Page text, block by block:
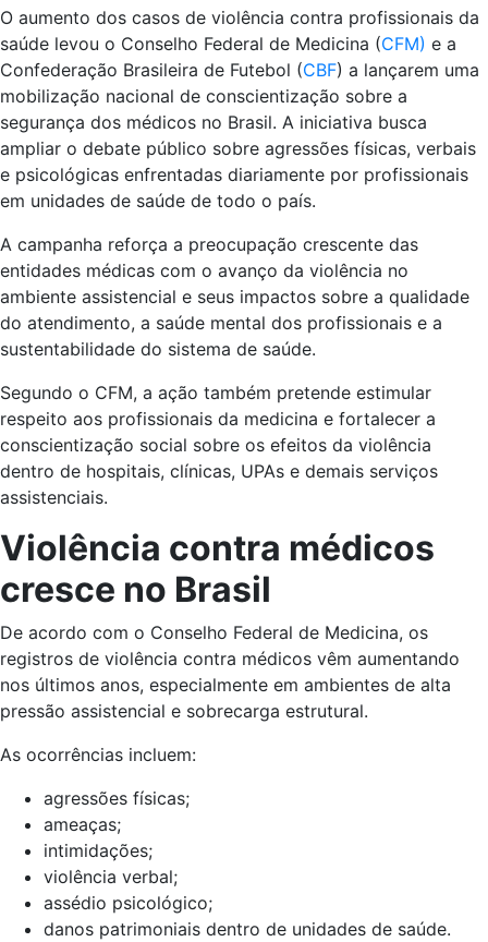
O aumento dos casos de violência contra profissionais da
saúde levou o Conselho Federal de Medicina (CFM) e a
Confederação Brasileira de Futebol (CBF) a lançarem uma
mobilização nacional de conscientização sobre a
segurança dos médicos no Brasil. A iniciativa busca
ampliar o debate público sobre agressões físicas, verbais
e psicológicas enfrentadas diariamente por profissionais
em unidades de saúde de todo o país.
A campanha reforça a preocupação crescente das
entidades médicas com o avanço da violência no
ambiente assistencial e seus impactos sobre a qualidade
do atendimento, a saúde mental dos profissionais e a
sustentabilidade do sistema de saúde.
Segundo o CFM, a ação também pretende estimular
respeito aos profissionais da medicina e fortalecer a
conscientização social sobre os efeitos da violência
dentro de hospitais, clínicas, UPAs e demais serviços
assistenciais.
Violência contra médicos
cresce no Brasil
De acordo com o Conselho Federal de Medicina, os
registros de violência contra médicos vêm aumentando
nos últimos anos, especialmente em ambientes de alta
pressão assistencial e sobrecarga estrutural.
As ocorrências incluem:
agressões físicas;
ameaças;
intimidações;
violência verbal;
assédio psicológico;
danos patrimoniais dentro de unidades de saúde.